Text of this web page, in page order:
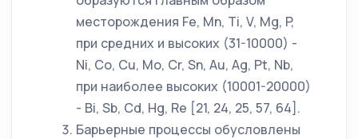
месторождения Fe, Mn, Ti, V, Mg, P,
при средних и высоких (31-10000) -
Ni, Co, Cu, Mo, Cr, Sn, Au, Ag, Pt, Nb,
при наиболее высоких (10001-20000)
- Bi, Sb, Cd, Hg, Re [21, 24, 25, 57, 64].
Барьерные процессы обусловлены